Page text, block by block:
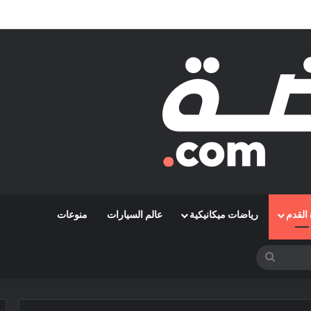
رمضاوي ويضمه لثلاثة مواسم
القدم رياضات ميكانيكية عالم السيارات منوعات
بحث